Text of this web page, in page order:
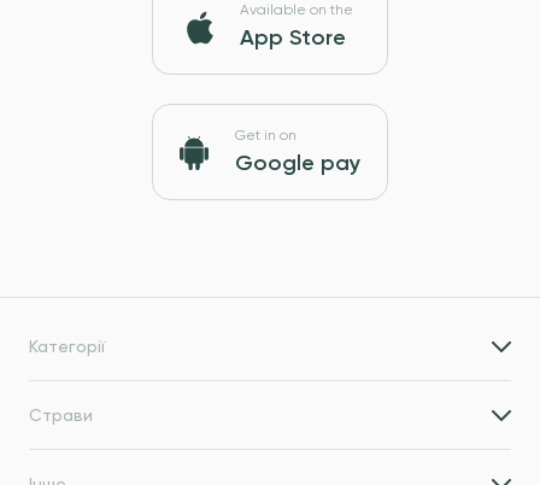
Available on the
App Store
Get in on
Google pay
Категорії
Страви